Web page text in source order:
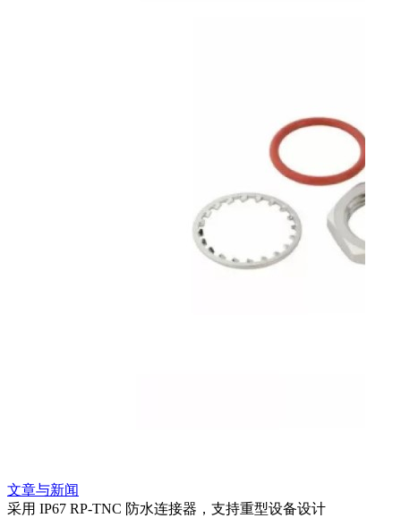
文章与新闻
采用 IP67 RP-TNC 防水连接器，支持重型设备设计